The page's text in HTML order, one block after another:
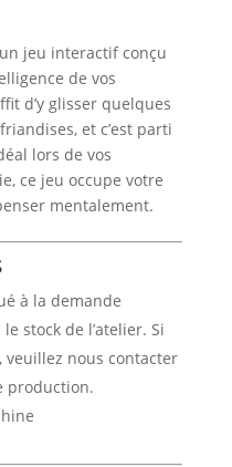
jeu interactif conçu
de vos
d’y glisser quelques
et c’est parti
lors de vos
ce jeu occupe votre
mentalement.
à la demande
stock de l’atelier. Si
veuillez nous contacter
production.